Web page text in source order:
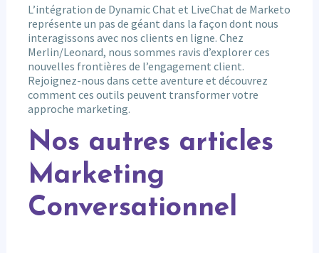
L’intégration de Dynamic Chat et LiveChat de Marketo
représente un pas de géant dans la façon dont nous
interagissons avec nos clients en ligne. Chez
Merlin/Leonard, nous sommes ravis d’explorer ces
nouvelles frontières de l’engagement client.
Rejoignez-nous dans cette aventure et découvrez
comment ces outils peuvent transformer votre
approche marketing.
Nos autres articles
Marketing
Conversationnel